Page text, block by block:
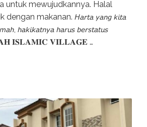
untuk mewujudkannya. Halal
makanan. 𝘏𝘢𝘳𝘵𝘢 𝘺𝘢𝘯𝘨 𝘬𝘪𝘵𝘢
𝘩𝘢𝘬𝘪𝘬𝘢𝘵𝘯𝘺𝘢 𝘩𝘢𝘳𝘶𝘴 𝘣𝘦𝘳𝘴𝘵𝘢𝘵𝘶𝘴
𝐈𝐒𝐋𝐀𝐌𝐈𝐂 𝐕𝐈𝐋𝐋𝐀𝐆𝐄 …